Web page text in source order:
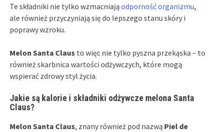
Te składniki nie tylko wzmacniają odporność organizmu,
ale również przyczyniają się do lepszego stanu skóry i
poprawy wzroku.
Melon Santa Claus to więc nie tylko pyszna przekąska – to
również skarbnica wartości odżywczych, które mogą
wspierać zdrowy styl życia.
Jakie są kalorie i składniki odżywcze melona Santa
Claus?
Melon Santa Claus, znany również pod nazwą Piel de